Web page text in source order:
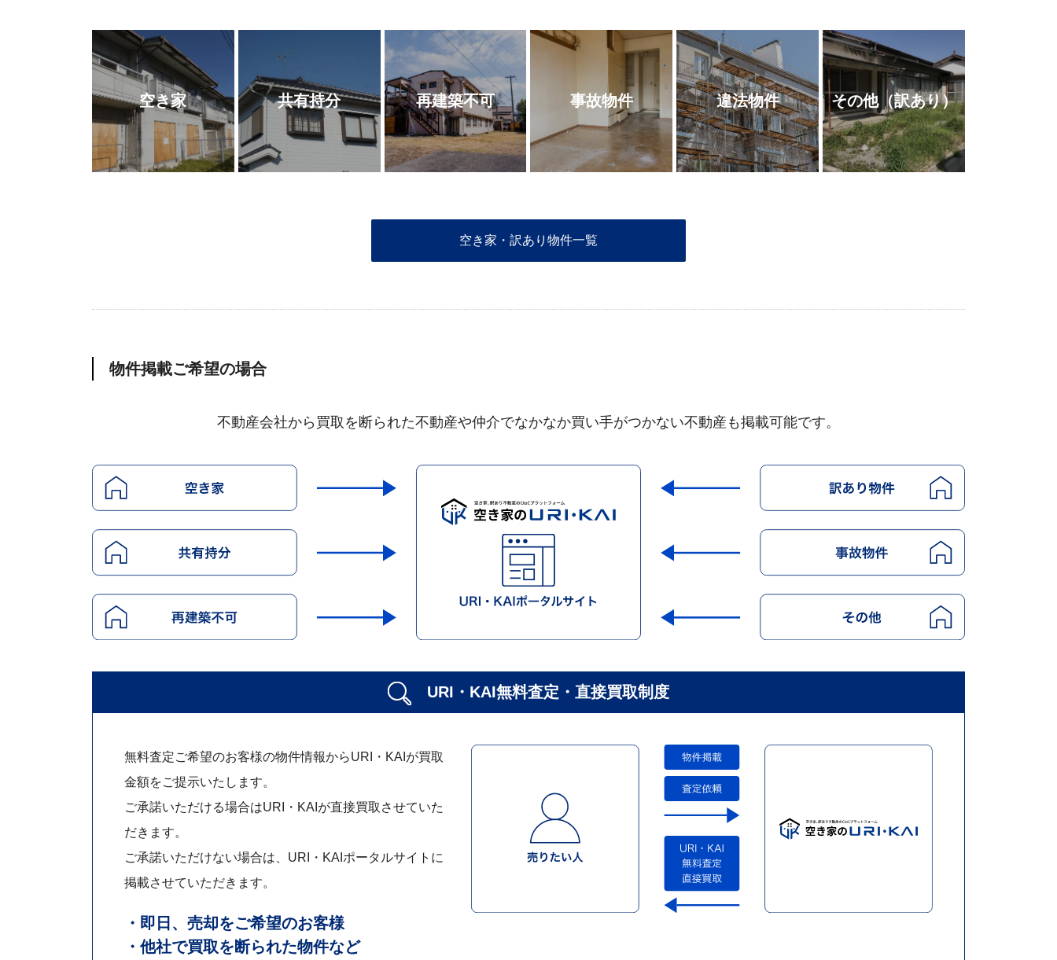
空き家 共有持分 再建築不可 事故物件 違法物件 その他（訳あり）
空き家・訳あり物件一覧
物件掲載ご希望の場合
不動産会社から買取を断られた不動産や仲介でなかなか買い手がつかない不動産も掲載可能です。
URI・KAI無料査定・ 直接買取制度
無料査定ご希望のお客様の物件情報からURI・KAIが買取
金額をご提示いたします。
ご承諾いただける場合はURI・KAIが直接買取させていた
だきます。
ご承諾いただけない場合は、URI・KAIポータルサイトに
掲載させていただきます。
・即日、売却をご希望のお客様
・他社で買取を断られた物件など